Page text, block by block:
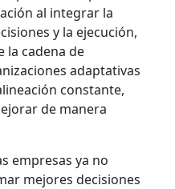
al integrar la
y la ejecución,
la cadena de
adaptativas
constante,
de manera
empresas ya no
mejores decisiones